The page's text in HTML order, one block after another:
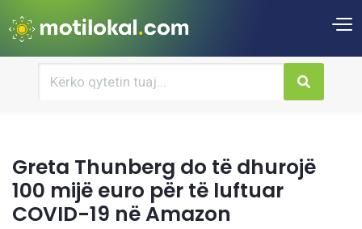
Greta Thunberg do të dhurojë
100 mijë euro për të luftuar
COVID-19 në Amazon